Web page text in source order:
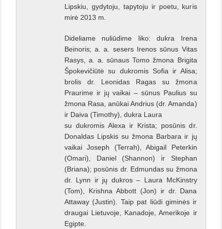
Lipskiu, gydytoju, tapytoju ir poetu, kuris
mirė 2013 m.
Dideliame nuliūdime liko: dukra Irena
Beinoris; a. a. sesers Irenos sūnus Vitas
Rasys, a. a. sūnaus Tomo žmona Brigita
Špokevičiūtė su dukromis Sofia ir Alisa;
brolis dr. Leonidas Ragas su žmona
Praurime ir jų vaikai – sūnus Paulius su
žmona Rasa, anūkai Andrius (dr. Amanda)
ir Daiva (Timothy), dukra Laura
su dukromis Alexa ir Krista; posūnis dr.
Donaldas Lipskis su žmona Barbara ir jų
vaikai Joseph (Terrah), Abigail Peterkin
(Omari), Daniel (Shannon) ir Stephan
(Briana); posūnis dr. Edmundas su žmona
dr. Lynn ir jų dukros – Laura McKinstry
(Tom), Krishna Abbott (Jon) ir dr. Dana
Attaway (Justin). Taip pat liūdi giminės ir
draugai Lietuvoje, Kanadoje, Amerikoje ir
Egipte.